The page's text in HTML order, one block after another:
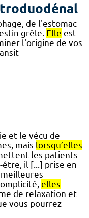
de l'estomac
grêle. Elle est
l'origine de vos
et le vécu de
mais lorsqu’elles
les patients
il [...] prise en
elles
de relaxation et
vous pourrez